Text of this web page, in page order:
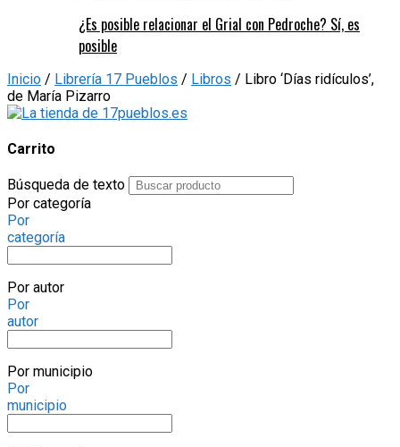
¿Es posible relacionar el Grial con Pedroche? Sí, es
posible
Inicio / Librería 17 Pueblos / Libros / Libro ‘Días ridículos’,
de María Pizarro
Carrito
Búsqueda de texto
Por categoría
Por
categoría
Por autor
Por
autor
Por municipio
Por
municipio